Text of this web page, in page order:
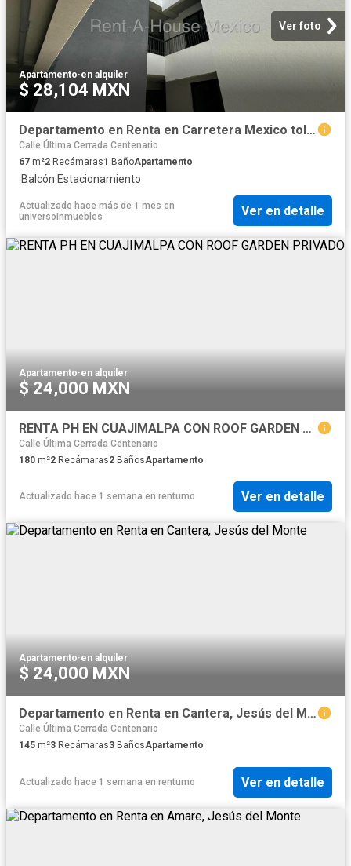
Ver foto
Apartamento·en alquiler
$ 28,104 MXN
Departamento en Renta en Carretera Mexico toluca, Cuajimalpa RU 26 1056
Calle Última Cerrada Centenario
67 m²2 Recámaras1 BañoApartamento
·Balcón·Estacionamiento
Actualizado hace más de 1 mes en
universoInmuebles
Ver en detalle
Apartamento·en alquiler
$ 24,000 MXN
RENTA PH EN CUAJIMALPA CON ROOF GARDEN PRIVADO
Calle Última Cerrada Centenario
180 m²2 Recámaras2 BañosApartamento
Actualizado hace 1 semana en rentumo Ver en detalle
Apartamento·en alquiler
$ 24,000 MXN
Departamento en Renta en Cantera, Jesús del Monte
Calle Última Cerrada Centenario
145 m²3 Recámaras3 BañosApartamento
Actualizado hace 1 semana en rentumo Ver en detalle